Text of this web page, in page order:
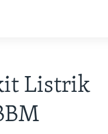
Listrik